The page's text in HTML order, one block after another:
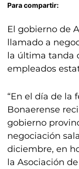
Para compartir:
El gobierno de
llamado a
la última tanda
empleados
“En el día de la
Bonaerense
gobierno
negociación
diciembre, en
la Asociación